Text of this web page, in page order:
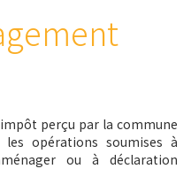
perçu par la commune
opérations soumises à
ou à déclaration